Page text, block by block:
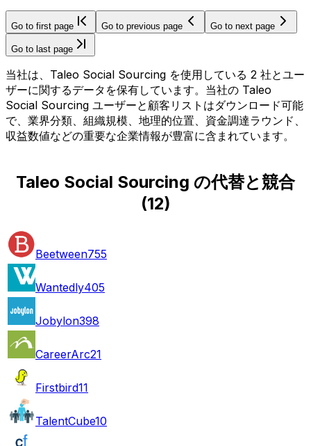
Go to first page Go to previous page Go to next page
Go to last page
当社は、Taleo Social Sourcing を使用している 2 社とユー
ザーに関するデータを保有しています。当社の Taleo
Social Sourcing ユーザーと顧客リストはダウンロード可能
で、業界分類、組織規模、地理的位置、資金調達ラウンド、
収益数値などの重要な企業情報が豊富に含まれています。
Taleo Social Sourcing の代替と競合
(12)
Beetween755
Wantedly405
Jobylon398
CareerArc21
Firstbird11
TalentCube10